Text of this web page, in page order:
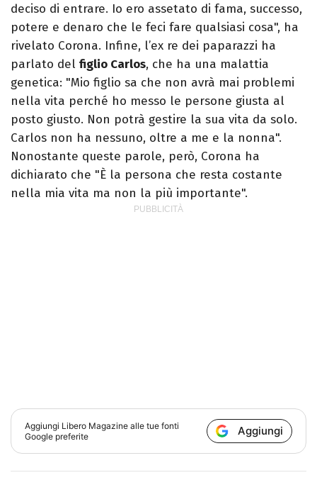
deciso di entrare. Io ero assetato di fama, successo,
potere e denaro che le feci fare qualsiasi cosa", ha
rivelato Corona. Infine, l’ex re dei paparazzi ha
parlato del figlio Carlos, che ha una malattia
genetica: "Mio figlio sa che non avrà mai problemi
nella vita perché ho messo le persone giusta al
posto giusto. Non potrà gestire la sua vita da solo.
Carlos non ha nessuno, oltre a me e la nonna".
Nonostante queste parole, però, Corona ha
dichiarato che "È la persona che resta costante
nella mia vita ma non la più importante".
Aggiungi Libero Magazine alle tue fonti
Google preferite
Aggiungi